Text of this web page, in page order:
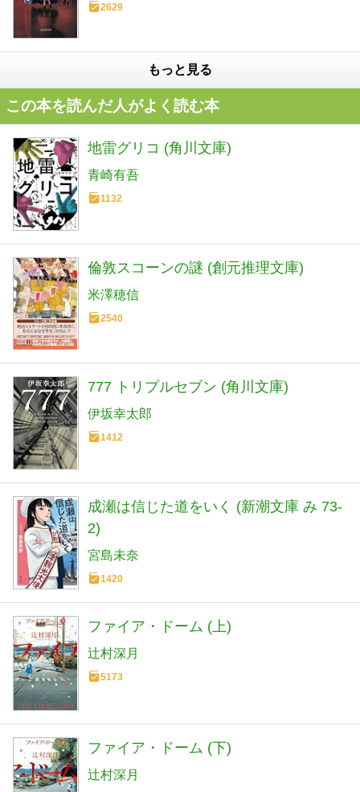
2629
もっと見る
この本を読んだ人がよく読む本
地雷グリコ (角川文庫)
青崎有吾
1132
倫敦スコーンの謎 (創元推理文庫)
米澤穂信
2540
777 トリプルセブン (角川文庫)
伊坂幸太郎
1412
成瀬は信じた道をいく (新潮文庫 み 73-
2)
宮島未奈
1420
ファイア・ドーム (上)
辻村深月
5173
ファイア・ドーム (下)
辻村深月